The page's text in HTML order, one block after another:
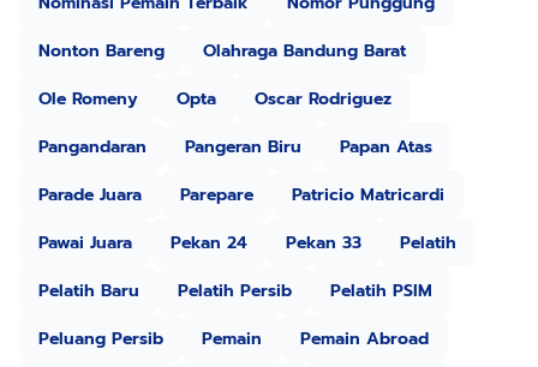
Nonton Bareng
Olahraga Bandung Barat
Ole Romeny
Opta
Oscar Rodriguez
Pangandaran
Pangeran Biru
Papan Atas
Parade Juara
Parepare
Patricio Matricardi
Pawai Juara
Pekan 24 Pekan 33
Pelatih
Pelatih Baru
Pelatih Persib
Pelatih PSIM
Peluang Persib
Pemain
Pemain Abroad